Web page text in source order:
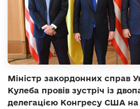
Міністр закордонних справ
Кулеба провів зустріч із
делегацією Конгресу США на